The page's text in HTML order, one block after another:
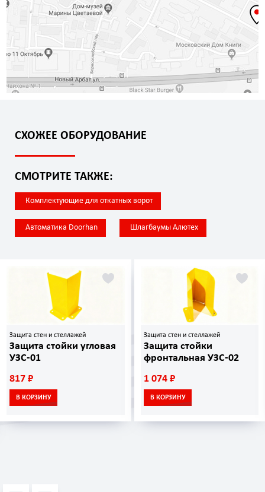
СХОЖЕЕ ОБОРУДОВАНИЕ
СМОТРИТЕ ТАКЖЕ:
Комплектующие для откатных ворот
Автоматика Doorhan Шлагбаумы Алютех
и стеллажей
угловая
Защита стен и стеллажей
Защита стойки
фронтальная УЗС-02
УЗС-03